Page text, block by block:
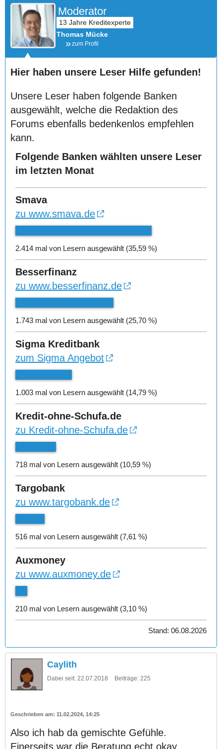
Moderator
Thomas Mücke
zum Profil
Hier haben unsere Leser Hilfe gefunden!
Unsere Leser haben folgende Banken
ausgewählt, welche die Redaktion des
Forums ebenfalls bedenkenlos empfehlen
kann.
Folgende Banken wählten unsere Leser
im letzten Monat
Smava
zu www.smava.de
2.414 mal von Lesern ausgewählt (35,59 %)
Besserfinanz
zu www.besserfinanz.de
1.743 mal von Lesern ausgewählt (25,70 %)
Sigma Kreditbank
zum Sigma Angebot
1.003 mal von Lesern ausgewählt (14,79 %)
Kredit-ohne-Schufa.de
zu Kredit-ohne-Schufa.de
718 mal von Lesern ausgewählt (10,59 %)
Targobank
zu www.targobank.de
516 mal von Lesern ausgewählt (7,61 %)
Auxmoney
zu www.auxmoney.de
210 mal von Lesern ausgewählt (3,10 %)
Stand: 06.08.2026
Caylith
Dabei seit: 22.07.2018 Beiträge: 225
11.02.2024, 14:25
Also ich hab da gemischte Gefühle.
Einerseits war die Beratung echt okay,